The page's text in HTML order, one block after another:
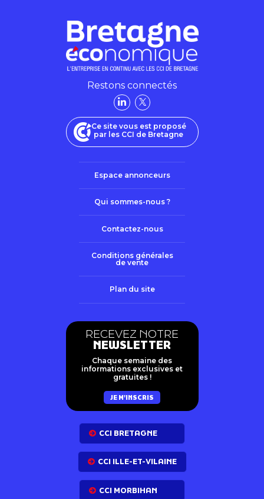
Restons connectés
Ce site vous est proposé
par les CCI de Bretagne
Espace annonceurs
Qui sommes-nous ?
Contactez-nous
Conditions générales
de vente
Plan du site
RECEVEZ NOTRE
NEWSLETTER
Chaque semaine des
informations exclusives et
gratuites !
JE M'INSCRIS
CCI BRETAGNE
CCI ILLE-ET-VILAINE
CCI MORBIHAN